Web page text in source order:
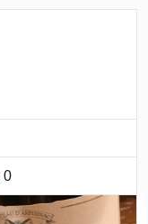
0